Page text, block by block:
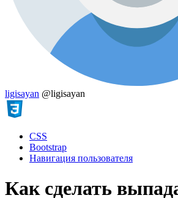
ligisayan @ligisayan
CSS
Bootstrap
Навигация пользователя
Как сделать